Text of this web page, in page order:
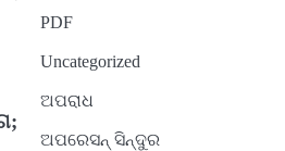
PDF
Uncategorized
ଅପରାଧ
ଅପରେସନ୍ ସିନ୍ଦୁର